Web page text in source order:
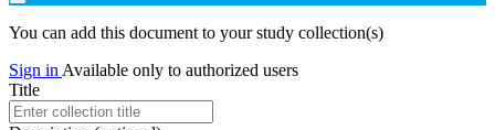
You can add this document to your study collection(s)
Sign in Available only to authorized users
Title